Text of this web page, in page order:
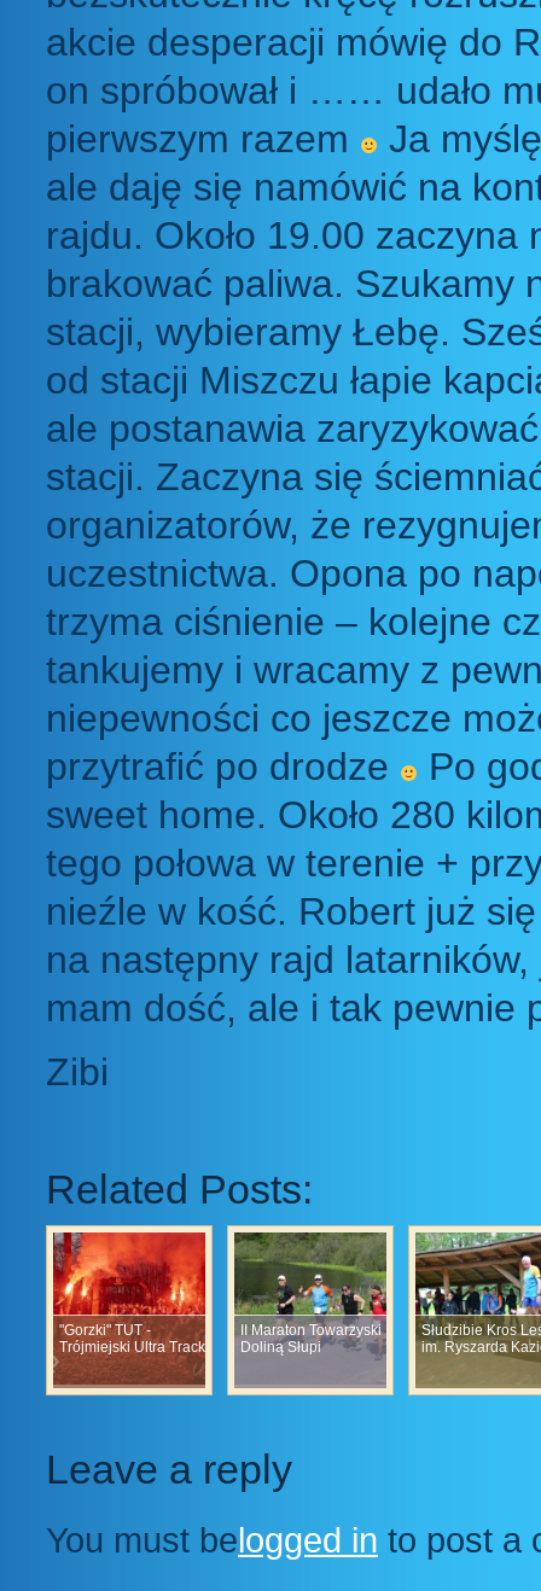
akcie desperacji mówię do
on spróbował i …… udało
pierwszym razem
Ja
ale daję się namówić na
rajdu. Około 19.00 zaczyna
brakować paliwa. Szukamy
stacji, wybieramy Łebę.
od stacji Miszczu łapie
ale postanawia
stacji. Zaczyna się
organizatorów, że
uczestnictwa. Opona po
trzyma ciśnienie – kolejne
tankujemy i wracamy z
niepewności co jeszcze
przytrafić po drodze
Po
sweet home. Około 280
tego połowa w terenie +
nieźle w kość. Robert już
na następny rajd
mam dość, ale i tak pewnie
Zibi
Related Posts:
"Gorzki" TUT -
Trójmiejski Ultra Track
II Maraton Towarzyski
Doliną Słupi
Słudzibie Kros
im. Ryszarda
Leave a reply
You must belogged in to post a